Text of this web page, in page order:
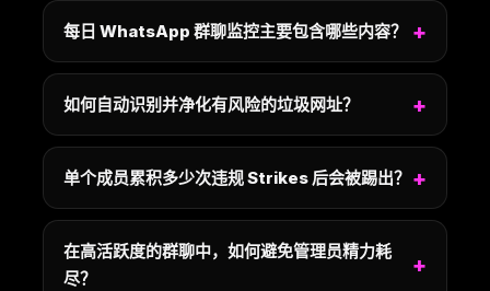
每日 WhatsApp 群聊监控主要包含哪些内容？
如何自动识别并净化有风险的垃圾网址？
单个成员累积多少次违规 Strikes 后会被踢出？
在高活跃度的群聊中，如何避免管理员精力耗
尽？